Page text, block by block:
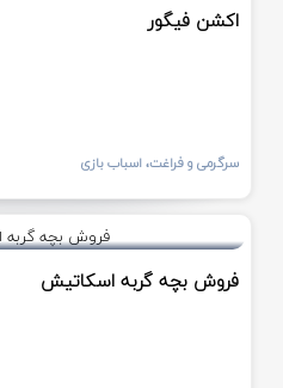
اکشن فیگور
سرگرمی و فراغت، اسباب بازی
فروش بچه گربه اسکاتیش